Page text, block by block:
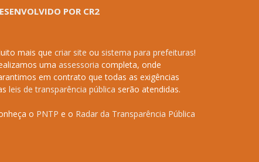
POR CR2
mais que criar site ou sistema para prefeituras!
uma assessoria completa, onde
em contrato que todas as exigências
leis de transparência pública serão atendidas.
o PNTP e o Radar da Transparência Pública